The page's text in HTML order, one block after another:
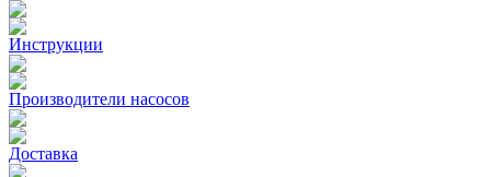
Инструкции
Производители насосов
Доставка